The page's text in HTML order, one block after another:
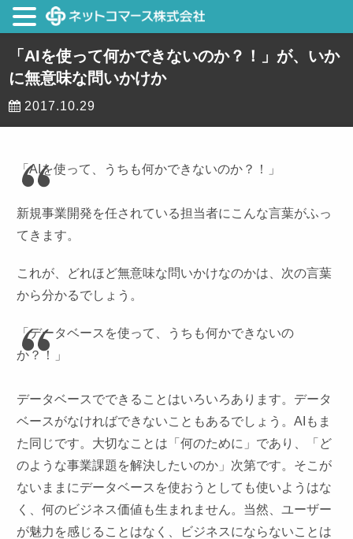
「AIを使って何かできないのか？！」が、いか
に無意味な問いかけか
2017.10.29
「AIを使って、うちも何かできないのか？！」
新規事業開発を任されている担当者にこんな言葉がふっ
てきます。
これが、どれほど無意味な問いかけなのかは、次の言葉
から分かるでしょう。
「データベースを使って、うちも何かできないの
か？！」
データベースでできることはいろいろあります。データ
ベースがなければできないこともあるでしょう。AIもま
た同じです。大切なことは「何のために」であり、「ど
のような事業課題を解決したいのか」次第です。そこが
ないままにデータベースを使おうとしても使いようはな
く、何のビジネス価値も生まれません。当然、ユーザー
が魅力を感じることはなく、ビジネスにならないことは